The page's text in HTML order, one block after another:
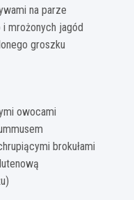
na parze
mrożonych jagód
groszku
owocami
brokułami